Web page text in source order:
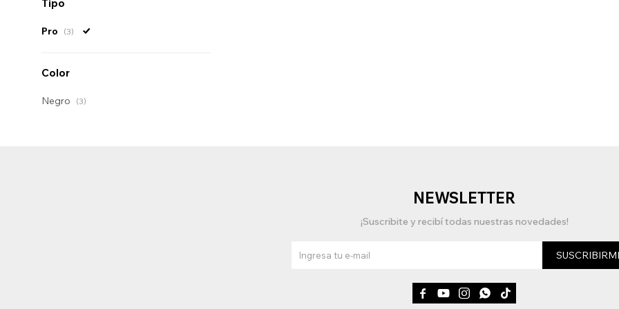
Tipo
Pro (3)
Color
Negro (3)
NEWSLETTER
¡Suscribite y recibí todas nuestras novedades!
    